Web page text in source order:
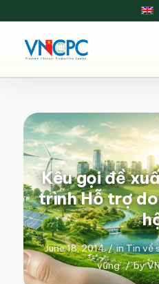
Kêu gọi đề
trình Hỗ trợ
June 18, 2014 / inTin về
vững / by